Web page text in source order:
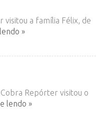
visitou a família Félix, de
»
Repórter visitou o
lendo »